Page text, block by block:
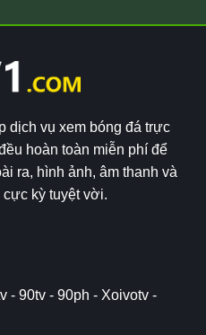
dịch vụ xem bóng đá trực
hoàn toàn miễn phí để
ra, hình ảnh, âm thanh và
cực kỳ tuyệt vời.
- 90tv - 90ph - Xoivotv -